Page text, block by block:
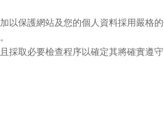
保護網站及您的個人資料採用嚴格
取必要檢查程序以確定其將確實遵守